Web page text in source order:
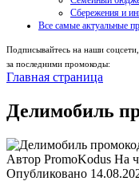
Сбережения и
Все самые актуальные
Подписывайтесь на наши
за последними промокоды:
Главная страница
Делимобиль
Автор PromoKodus На
Опубликовано